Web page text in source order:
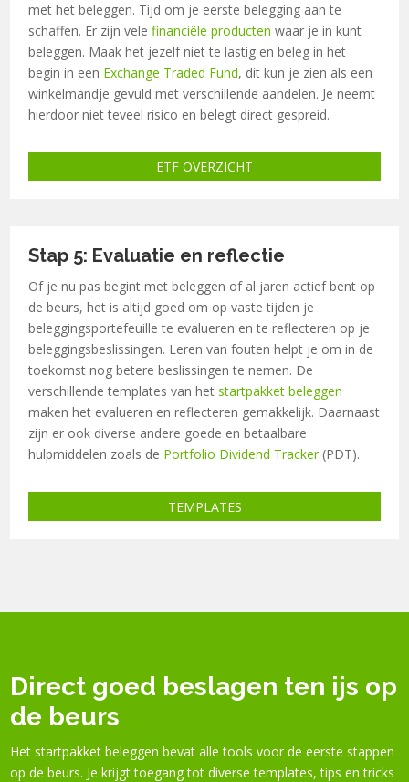
met het beleggen. Tijd om je eerste belegging aan te
schaffen. Er zijn velefinanciële producten waar je in kunt
beleggen. Maak het jezelf niet te lastig en beleg in het
begin in een Exchange Traded Fund, dit kun je zien als een
winkelmandje gevuld met verschillende aandelen. Je neemt
hierdoor niet teveel risico en belegt direct gespreid.
ETF OVERZICHT
Stap 5: Evaluatie en reflectie
Of je nu pas begint met beleggen of al jaren actief bent op
de beurs, het is altijd goed om op vaste tijden je
beleggingsportefeuille te evalueren en te reflecteren op je
beleggingsbeslissingen. Leren van fouten helpt je om in de
toekomst nog betere beslissingen te nemen. De
verschillende templates van hetstartpakket beleggen
maken het evalueren en reflecteren gemakkelijk. Daarnaast
zijn er ook diverse andere goede en betaalbare
hulpmiddelen zoals de Portfolio Dividend Tracker(PDT).
TEMPLATES
Direct goed beslagen ten ijs op
de beurs
Het startpakket beleggen bevat alle tools voor de eerste stappen
op de beurs. Je krijgt toegang tot diverse templates, tips en tricks